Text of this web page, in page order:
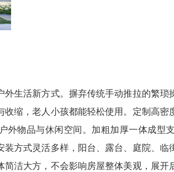
生活新方式。摒弃传统手动推拉的繁
缩，老人小孩都能轻松使用。定制高
外物品与休闲空间。加粗加厚一体成型
方式灵活多样，阳台、露台、庭院、
洁大方，不会影响房屋整体美观，展